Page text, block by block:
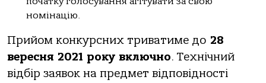
номінацію.
Прийом конкурсних триватиме до 28
вересня 2021 року включно. Технічний
відбір заявок на предмет відповідності